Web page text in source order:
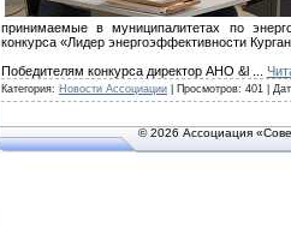
принимаемые в муниципалитетах по
конкурса «Лидер энергоэффективности
Победителям конкурса директор АНО &l
Категория: Новости Ассоциации | Просмотров: 401 |
© 2026 Ассоциация